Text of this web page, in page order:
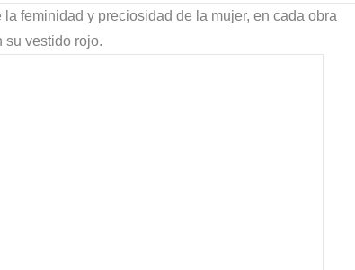
feminidad y preciosidad de la mujer, en cada obra
su vestido rojo.